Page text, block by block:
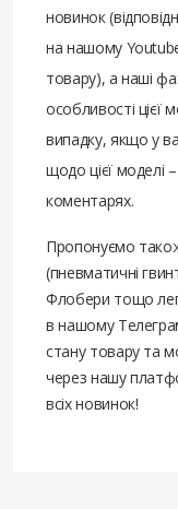
новинок
на нашому
товару), а наші
особливості цієї
випадку, якщо у
щодо цієї моделі
коментарях.
Пропонуємо
(пневматичні
Флобери тощо
в нашому
стану товару та
через нашу
всіх новинок!